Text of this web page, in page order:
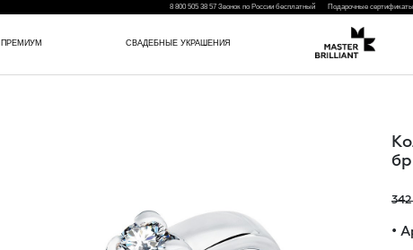
8 800 505 38 57Звонок по России бесплатный Подарочные сертификаты
ПРЕМИУМ СВАДЕБНЫЕ УКРАШЕНИЯ
342
•